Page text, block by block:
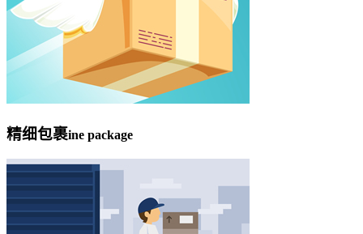
精细包裹ine package